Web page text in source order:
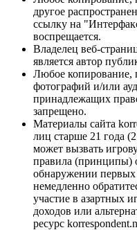
другое
ссылку на
воспрещается.
Владелец веб-
является автор
Любое копирование,
фотографий и/или
принадлежащих
запрещено.
Материалы сайта
лиц старше 21 года
может вызвать
правила (принципы)
обнаружении первых
немедленно
участие в азартных
доходов или
ресурс